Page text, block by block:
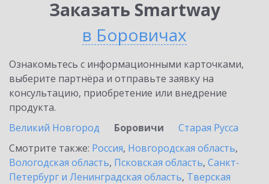
Заказать Smartway
в Боровичах
Ознакомьтесь с информационными карточками,
выберите партнёра и отправьте заявку на
консультацию, приобретение или внедрение
продукта.
Великий Новгород
Боровичи
Старая Русса
Смотрите также: Россия, Новгородская область,
Вологодская область, Псковская область, Санкт-
Петербург и Ленинградская область, Тверская